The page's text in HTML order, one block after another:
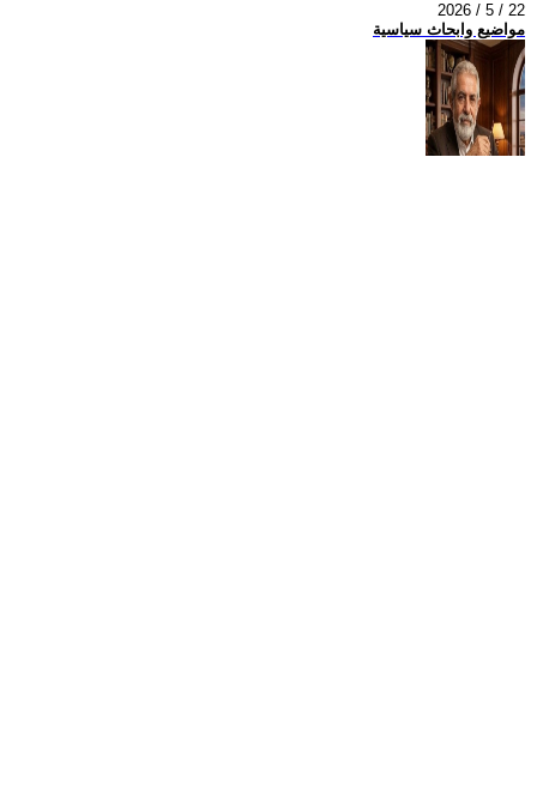
2026 / 5 / 22
مواضيع وابحاث سياسية